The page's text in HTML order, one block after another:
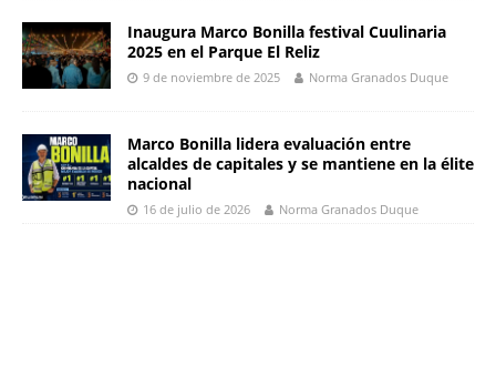
Inaugura Marco Bonilla festival Cuulinaria
2025 en el Parque El Reliz
9 de noviembre de 2025 Norma Granados Duque
Marco Bonilla lidera evaluación entre
alcaldes de capitales y se mantiene en la élite
nacional
16 de julio de 2026 Norma Granados Duque